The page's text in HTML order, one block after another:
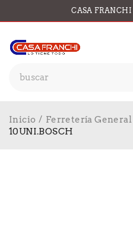
CASA
Inicio / Ferretería General
10UNI.BOSCH